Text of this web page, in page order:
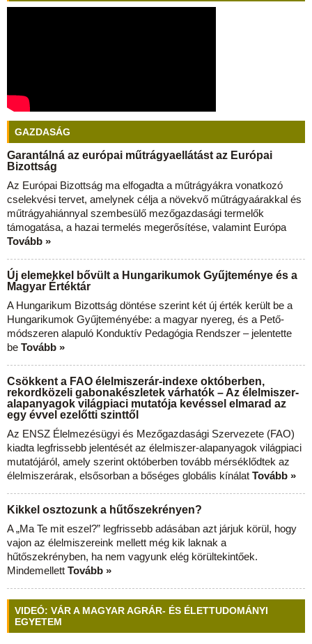
GAZDASÁG
Garantálná az európai műtrágyaellátást az Európai
Bizottság
Az Európai Bizottság ma elfogadta a műtrágyákra vonatkozó
cselekvési tervet, amelynek célja a növekvő műtrágyaárakkal és
műtrágyahiánnyal szembesülő mezőgazdasági termelők
támogatása, a hazai termelés megerősítése, valamint Európa
Tovább »
Új elemekkel bővült a Hungarikumok Gyűjteménye és a
Magyar Értéktár
A Hungarikum Bizottság döntése szerint két új érték került be a
Hungarikumok Gyűjteményébe: a magyar nyereg, és a Pető-
módszeren alapuló Konduktív Pedagógia Rendszer – jelentette
be Tovább »
Csökkent a FAO élelmiszerár-indexe októberben,
rekordközeli gabonakészletek várhatók – Az élelmiszer-
alapanyagok világpiaci mutatója kevéssel elmarad az
egy évvel ezelőtti szinttől
Az ENSZ Élelmezésügyi és Mezőgazdasági Szervezete (FAO)
kiadta legfrissebb jelentését az élelmiszer-alapanyagok világpiaci
mutatójáról, amely szerint októberben tovább mérséklődtek az
élelmiszerárak, elsősorban a bőséges globális kínálat Tovább »
Kikkel osztozunk a hűtőszekrényen?
A „Ma Te mit eszel?” legfrissebb adásában azt járjuk körül, hogy
vajon az élelmiszereink mellett még kik laknak a
hűtőszekrényben, ha nem vagyunk elég körültekintőek.
Mindemellett Tovább »
VIDEÓ: VÁR A MAGYAR AGRÁR- ÉS ÉLETTUDOMÁNYI
EGYETEM